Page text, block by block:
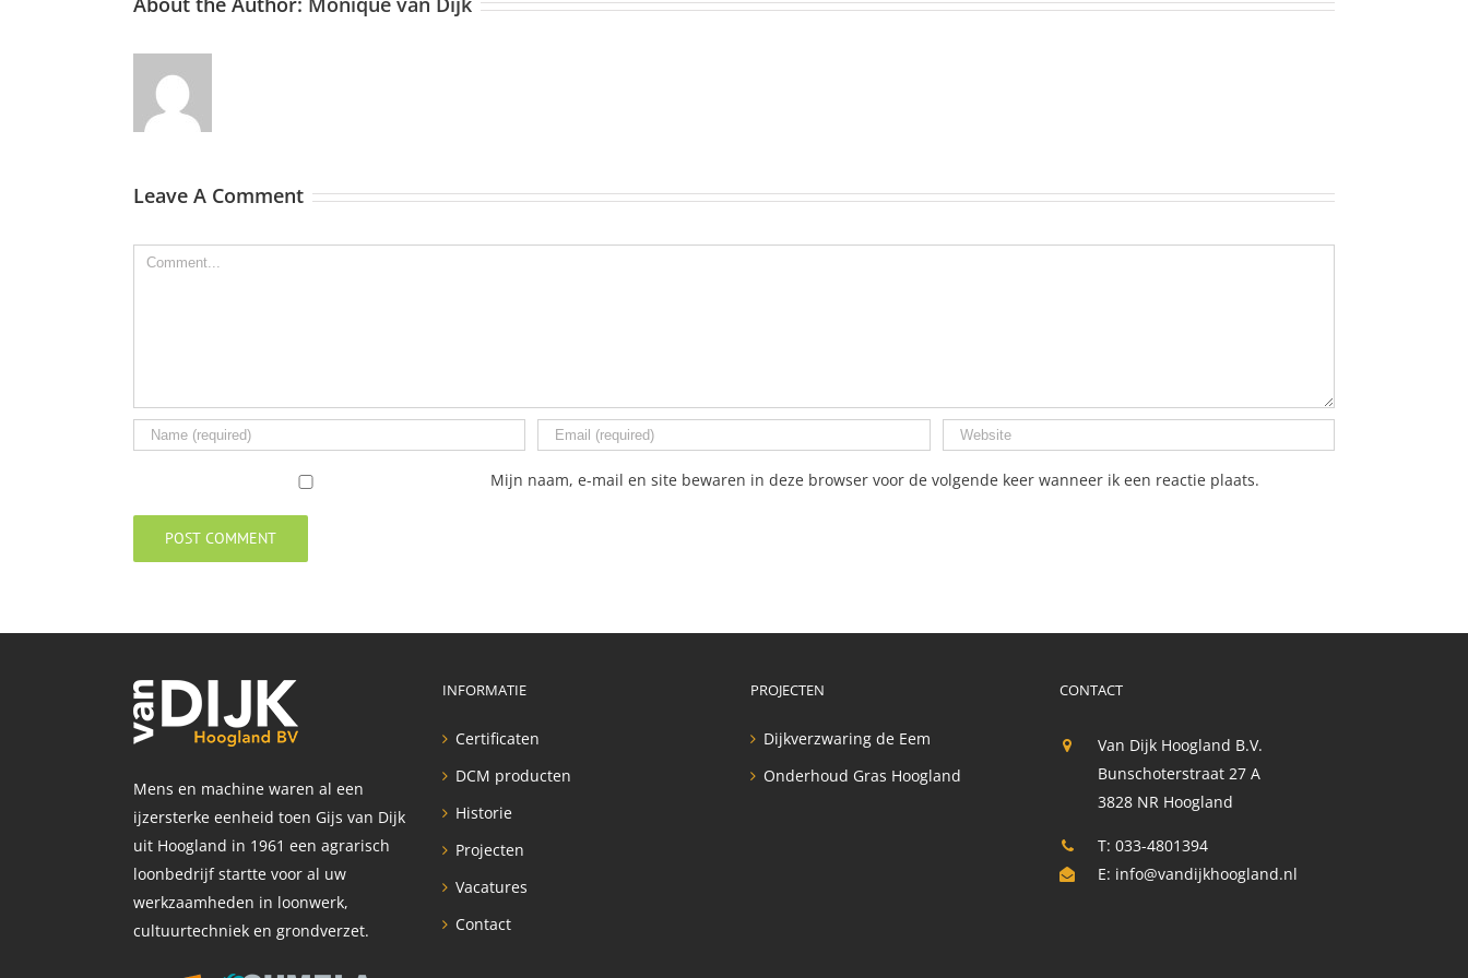
Leave A Comment
Comment
Mijn naam, e-mail en site bewaren in deze browser voor de volgende keer wanneer ik een reactie plaats.
Mens en machine waren al een
ijzersterke eenheid toen Gijs van Dijk
uit Hoogland in 1961 een agrarisch
loonbedrijf startte voor al uw
werkzaamheden in loonwerk,
cultuurtechniek en grondverzet.
INFORMATIE
Certificaten
DCM producten
Historie
Projecten
Vacatures
Contact
PROJECTEN
Dijkverzwaring de Eem
Onderhoud Gras Hoogland
CONTACT
Van Dijk Hoogland B.V.
Bunschoterstraat 27 A
3828 NR Hoogland
T: 033-4801394
E: info@vandijkhoogland.nl